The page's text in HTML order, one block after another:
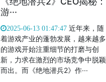
游···
2025-06-13 01:47:47近年来，随
着游戏产业的蓬勃发展，越来越多
的游戏开始注重细节的打磨与创
新，力求在激烈的市场竞争中脱颖
而出。而《绝地潜兵2》作···